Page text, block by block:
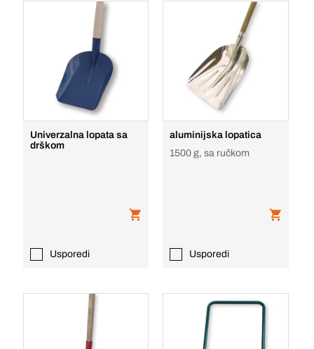
Univerzalna lopata sa
drškom
Usporedi
aluminijska lopatica
1500 g, sa ručkom
Usporedi